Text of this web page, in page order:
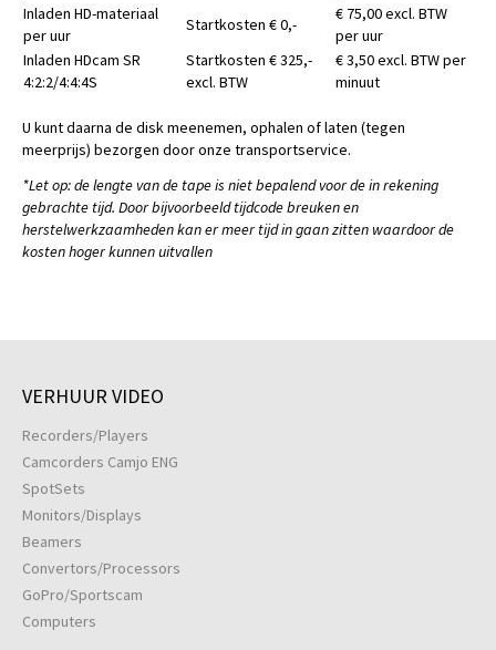
Inladen HD-materiaal
per uur
Startkosten € 0,-
€ 75,00 excl. BTW
per uur
Inladen HDcam SR
4:2:2/4:4:4S
Startkosten € 325,-
excl. BTW
€ 3,50 excl. BTW per
minuut
U kunt daarna de disk meenemen, ophalen of laten (tegen
meerprijs) bezorgen door onze transportservice.
*Let op: de lengte van de tape is niet bepalend voor de in rekening
gebrachte tijd. Door bijvoorbeeld tijdcode breuken en
herstelwerkzaamheden kan er meer tijd in gaan zitten waardoor de
kosten hoger kunnen uitvallen
VERHUUR VIDEO
Recorders/Players
Camcorders Camjo ENG
SpotSets
Monitors/Displays
Beamers
Convertors/Processors
GoPro/Sportscam
Computers